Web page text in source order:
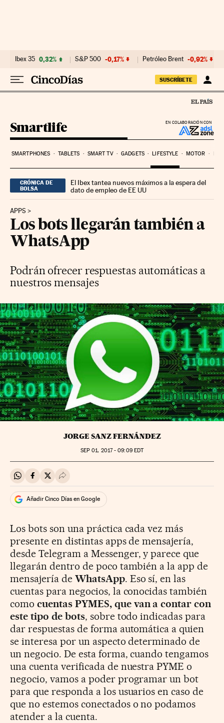
Ibex 35 0,32% S&P 500 -0,17% Petróleo Brent -0,92%
SUSCRÍBETE
EN COLABORACIÓN CON
Smartlife
SMARTPHONES TABLETS SMART TV GADGETS LIFESTYLE MOTOR
CRÓNICA DE
BOLSA
El Ibex tantea nuevos máximos a la espera del
dato de empleo de EE UU
APPS
Los bots llegarán también a
WhatsApp
Podrán ofrecer respuestas automáticas a
nuestros mensajes
JORGE SANZ FERNÁNDEZ
SEP 01, 2017 - 09:09EDT
Compartir en Whatsapp
Compartir en Facebook
Compartir en Twitter
Desplegar Redes Sociales
Añadir Cinco Días en Google
Los bots son una práctica cada vez más
presente en distintas apps de mensajería,
desde Telegram a Messenger, y parece que
llegarán dentro de poco también a la app de
mensajería de WhatsApp. Eso sí, en las
cuentas para negocios, la conocidas también
como cuentas PYMES, que van a contar con
este tipo de bots, sobre todo indicadas para
dar respuestas de forma automática a quien
se interesa por un aspecto determinado de
un negocio. De esta forma, cuando tengamos
una cuenta verificada de nuestra PYME o
negocio, vamos a poder programar un bot
para que responda a los usuarios en caso de
que no estemos conectados o no podamos
atender a la cuenta.